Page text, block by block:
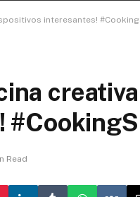
interesantes!
Read